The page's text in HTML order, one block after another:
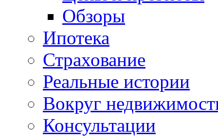
Обзоры
Ипотека
Страхование
Реальные истории
Вокруг
Консультации